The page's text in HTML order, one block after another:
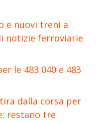
e nuovi treni a
notizie ferroviarie
le 483 040 e 483
dalla corsa per
restano tre